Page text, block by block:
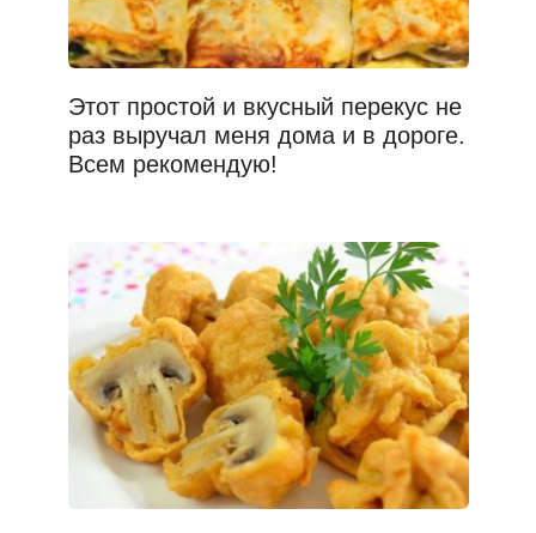
Этот простой и вкусный перекус не
раз выручал меня дома и в дороге.
Всем рекомендую!